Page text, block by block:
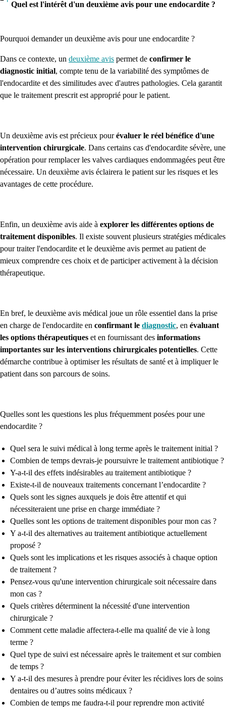
Quel est l'intérêt d'un deuxième avis pour une endocardite ?
Pourquoi demander un deuxième avis pour une endocardite ?
Dans ce contexte, un deuxième avis permet de confirmer le
diagnostic initial, compte tenu de la variabilité des symptômes de
l'endocardite et des similitudes avec d'autres pathologies. Cela garantit
que le traitement prescrit est approprié pour le patient.
Un deuxième avis est précieux pourévaluer le réel bénéfice d'une
intervention chirurgicale. Dans certains cas d'endocardite sévère, une
opération pour remplacer les valves cardiaques endommagées peut être
nécessaire. Un deuxième avis éclairera le patient sur les risques et les
avantages de cette procédure.
Enfin, un deuxième avis aide à explorer les différentes options de
traitement disponibles. Il existe souvent plusieurs stratégies médicales
pour traiter l'endocardite et le deuxième avis permet au patient de
mieux comprendre ces choix et de participer activement à la décision
thérapeutique.
En bref, le deuxième avis médical joue un rôle essentiel dans la prise
en charge de l'endocardite en confirmant le diagnostic, en évaluant
les options thérapeutiques et en fournissant des informations
importantes sur les interventions chirurgicales potentielles. Cette
démarche contribue à optimiser les résultats de santé et à impliquer le
patient dans son parcours de soins.
Quelles sont les questions les plus fréquemment posées pour une
endocardite ?
Quel sera le suivi médical à long terme après le traitement initial ?
Combien de temps devrais-je poursuivre le traitement antibiotique ?
Y-a-t-il des effets indésirables au traitement antibiotique ?
Existe-t-il de nouveaux traitements concernant l’endocardite ?
Quels sont les signes auxquels je dois être attentif et qui
nécessiteraient une prise en charge immédiate ?
Quelles sont les options de traitement disponibles pour mon cas ?
Y a-t-il des alternatives au traitement antibiotique actuellement
proposé ?
Quels sont les implications et les risques associés à chaque option
de traitement ?
Pensez-vous qu'une intervention chirurgicale soit nécessaire dans
mon cas ?
Quels critères déterminent la nécessité d'une intervention
chirurgicale ?
Comment cette maladie affectera-t-elle ma qualité de vie à long
terme ?
Quel type de suivi est nécessaire après le traitement et sur combien
de temps ?
Y a-t-il des mesures à prendre pour éviter les récidives lors de soins
dentaires ou d’autres soins médicaux ?
Combien de temps me faudra-t-il pour reprendre mon activité